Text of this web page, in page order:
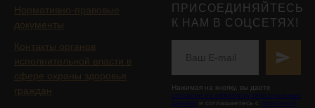
Нормативно-правовые
документы
Контакты органов
исполнительной власти в
сфере охраны здоровья
граждан
ПРИСОЕДИНЯЙТЕСЬ
К НАМ В СОЦСЕТЯХ!
Нажимая на кнопку, вы даете
согласие на обработку персональных
данных и соглашаетесь с политикой